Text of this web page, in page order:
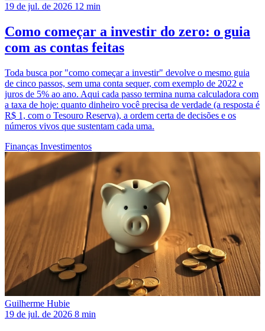
19 de jul. de 2026 12 min
Como começar a investir do zero: o guia
com as contas feitas
Toda busca por "como começar a investir" devolve o mesmo guia
de cinco passos, sem uma conta sequer, com exemplo de 2022 e
juros de 5% ao ano. Aqui cada passo termina numa calculadora com
a taxa de hoje: quanto dinheiro você precisa de verdade (a resposta é
R$ 1, com o Tesouro Reserva), a ordem certa de decisões e os
números vivos que sustentam cada uma.
Finanças Investimentos
Guilherme Hubie
19 de jul. de 2026 8 min